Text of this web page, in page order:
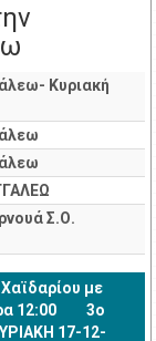
Κυριακή
Σ.Ο.
με
12:00
3o
17-12-